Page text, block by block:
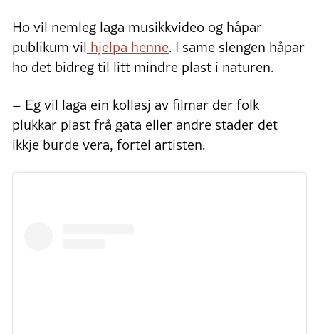
Ho vil nemleg laga musikkvideo og håpar
publikum vil hjelpa henne. I same slengen håpar
ho det bidreg til litt mindre plast i naturen.
– Eg vil laga ein kollasj av filmar der folk
plukkar plast frå gata eller andre stader det
ikkje burde vera, fortel artisten.